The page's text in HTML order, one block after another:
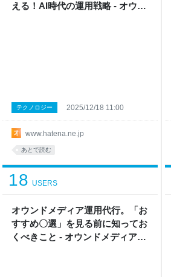
える！AI時代の運用戦略 - オウン
www.hatena.ne.jp
テクノロジー 2025/12/18 11:00
あとで読む
オウンドメディア運用代行。「お
すすめ〇選」を見る前に知ってお
くべきこと - オウンドメディア戦
18 USERS